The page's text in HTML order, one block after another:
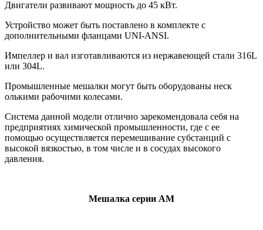
Двигатели развивают мощность до 45 кВт.
Устройство может быть поставлено в комплекте с
дополнительными фланцами UNI-ANSI.
Импеллер и вал изготавливаются из нержавеющей стали 316L
или 304L.
Промышленные мешалки могут быть оборудованы неск
олькими рабочими колесами.
Система данной модели отлично зарекомендовала себя на
предприятиях химической промышленности, где с ее
помощью осуществляется перемешивание субстанций с
высокой вязкостью, в том числе и в сосудах высокого
давления.
Мешалка серии АМ